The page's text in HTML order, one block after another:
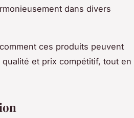
dans divers
ces produits peuvent
et prix compétitif, tout en